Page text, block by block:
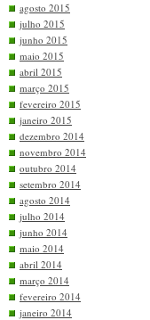
agosto 2015
julho 2015
junho 2015
maio 2015
abril 2015
março 2015
fevereiro 2015
janeiro 2015
dezembro 2014
novembro 2014
outubro 2014
setembro 2014
agosto 2014
julho 2014
junho 2014
maio 2014
abril 2014
março 2014
fevereiro 2014
janeiro 2014